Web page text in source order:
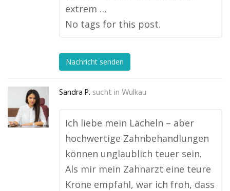
extrem …
No tags for this post.
Nachricht senden
Sandra P. sucht in Wulkau
Ich liebe mein Lächeln – aber
hochwertige Zahnbehandlungen
können unglaublich teuer sein.
Als mir mein Zahnarzt eine teure
Krone empfahl, war ich froh, dass